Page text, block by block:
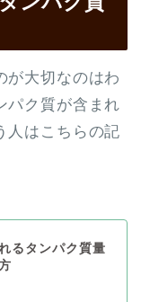
が大切なのはわ
パク質が含まれ
人はこちらの記
るタンパク質量